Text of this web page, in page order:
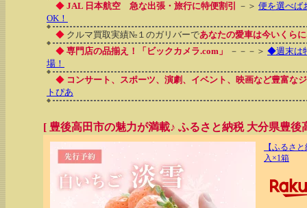
◆ JAL 日本航空 急な出張・旅行に特便割引 －＞ 便を選べば
OK！
◆ クルマ買取実績№１のガリバーであなたの愛車は今いくら
◆ 専門店の品揃え！「ビックカメラ.com」 －－－＞ ◆週末は
場！
◆ コンサート、スポーツ、演劇、イベント、映画など豊富な
トぴあ
[ 豊後高田市の魅力が満載♪ ふるさと納税 大分県豊後
【ふるさ
入×1箱